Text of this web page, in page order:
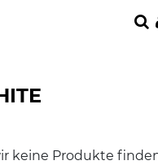
keine Produkte